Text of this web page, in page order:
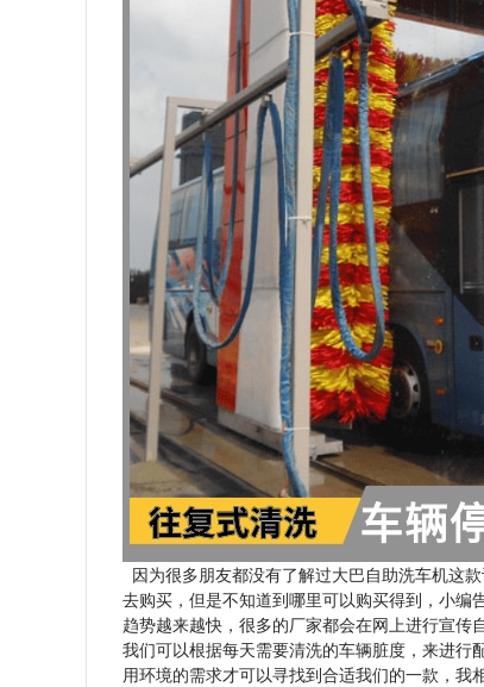
因为很多朋友都没有了解过大巴自助洗车机这
去购买，但是不知道到哪里可以购买得到，小
趋势越来越快，很多的厂家都会在网上进行宣传
我们可以根据每天需要清洗的车辆脏度，来进
用环境的需求才可以寻找到合适我们的一款，我